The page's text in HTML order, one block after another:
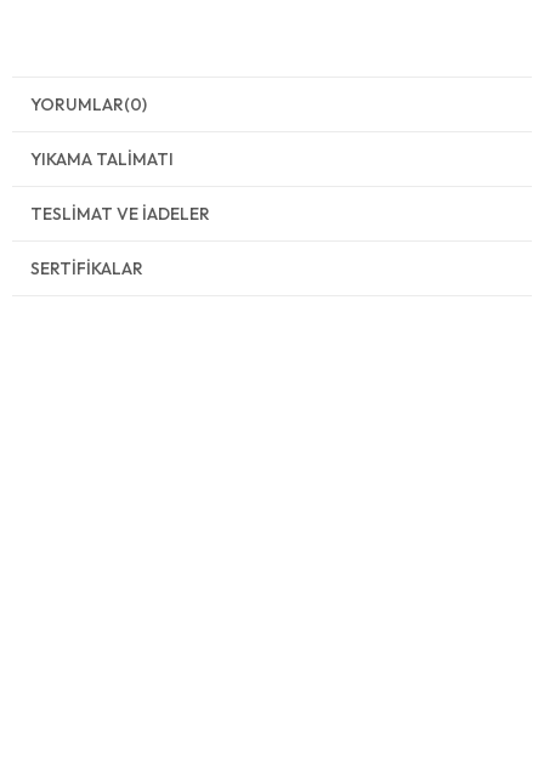
YORUMLAR(0)
YIKAMA TALIMATI
TESLIMAT VE İADELER
SERTIFIKALAR